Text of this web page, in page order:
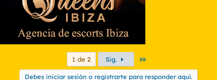
1 de 2 Sig.
Debes iniciar sesión o registrarte para responder aquí.